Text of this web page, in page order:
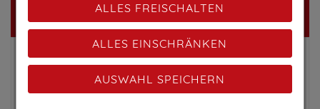
Tipp zur Anreise:
Auf unserer Webseite finden Sie einen
ALLES FREISCHALTEN
ALLES EINSCHRÄNKEN
AUSWAHL SPEICHERN